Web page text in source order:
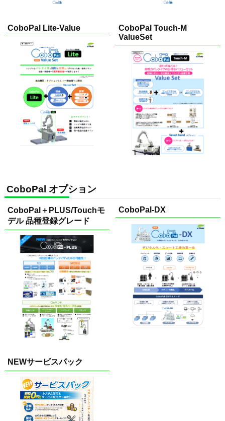
CoboPal Lite-Value
CoboPal Touch-M
ValueSet
CoboPal オプション
CoboPal＋PLUS/Touchモ
デル 品種登録グレード
CoboPal-DX
NEWサービスパック